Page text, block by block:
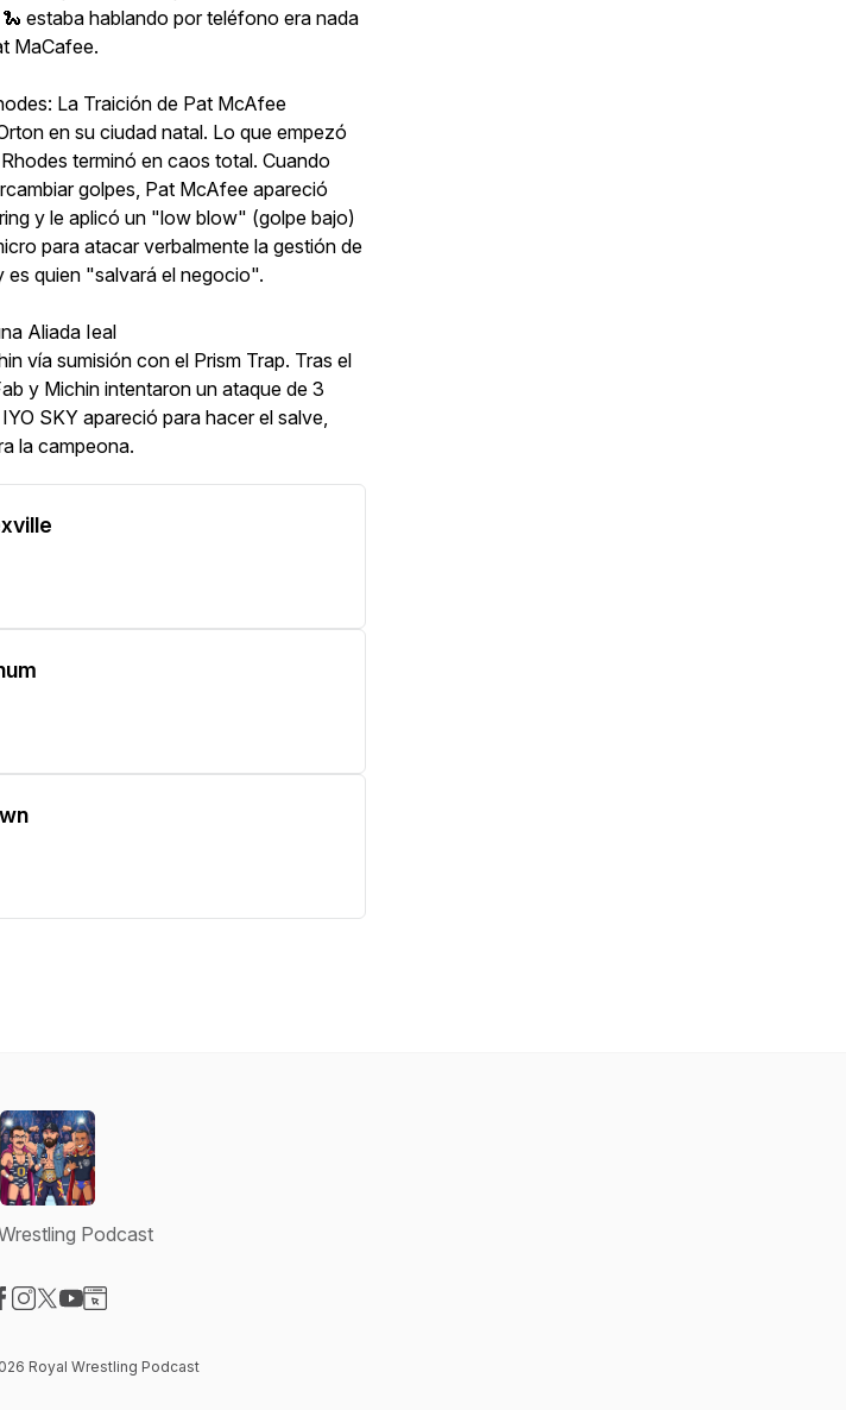
estaba hablando por teléfono era nada
MaCafee.
La Traición de Pat McAfee
en su ciudad natal. Lo que empezó
terminó en caos total. Cuando
golpes, Pat McAfee apareció
y le aplicó un "low blow" (golpe bajo)
para atacar verbalmente la gestión de
es quien "salvará el negocio".
Aliada Ieal
vía sumisión con el Prism Trap. Tras el
y Michin intentaron un ataque de 3
SKY apareció para hacer el salve,
la campeona.
Podcast
Royal Wrestling Podcast